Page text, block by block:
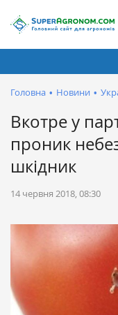
Головна • Новини •
Вкотре у
проник
шкідник
14 червня 2018, 08:30